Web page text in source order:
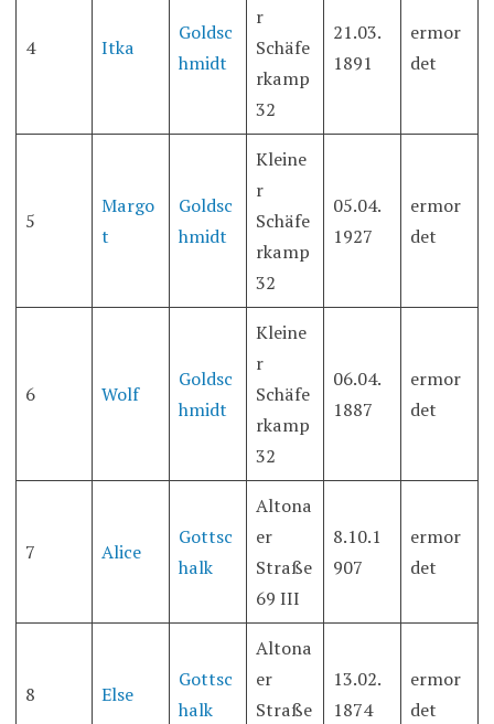
4 Itka
Goldsc
hmidt
r
Schäfe
rkamp
32
21.03.
1891
ermor
det
5
Margo
t
Goldsc
hmidt
Kleine
r
Schäfe
rkamp
32
05.04.
1927
ermor
det
6 Wolf
Goldsc
hmidt
Kleine
r
Schäfe
rkamp
32
06.04.
1887
ermor
det
7 Alice
Gottsc
halk
Altona
er
Straße
69 III
8.10.1
907
ermor
det
8 Else
Gottsc
halk
Altona
er
Straße
13.02.
1874
ermor
det